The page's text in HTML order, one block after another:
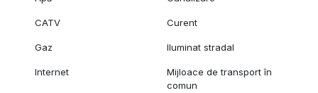
CATV Curent
Gaz Iluminat stradal
Internet
Mijloace de transport în
comun